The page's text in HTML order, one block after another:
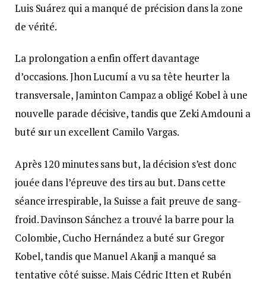
Luis Suárez qui a manqué de précision dans la zone
de vérité.
La prolongation a enfin offert davantage
d’occasions. Jhon Lucumí a vu sa tête heurter la
transversale, Jaminton Campaz a obligé Kobel à une
nouvelle parade décisive, tandis que Zeki Amdouni a
buté sur un excellent Camilo Vargas.
Après 120 minutes sans but, la décision s’est donc
jouée dans l’épreuve des tirs au but. Dans cette
séance irrespirable, la Suisse a fait preuve de sang-
froid. Davinson Sánchez a trouvé la barre pour la
Colombie, Cucho Hernández a buté sur Gregor
Kobel, tandis que Manuel Akanji a manqué sa
tentative côté suisse. Mais Cédric Itten et Rubén